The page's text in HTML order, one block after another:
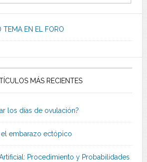
TEMA EN EL FORO
MÁS RECIENTES
los días de ovulación?
el embarazo ectópico
Procedimiento y Probabilidades